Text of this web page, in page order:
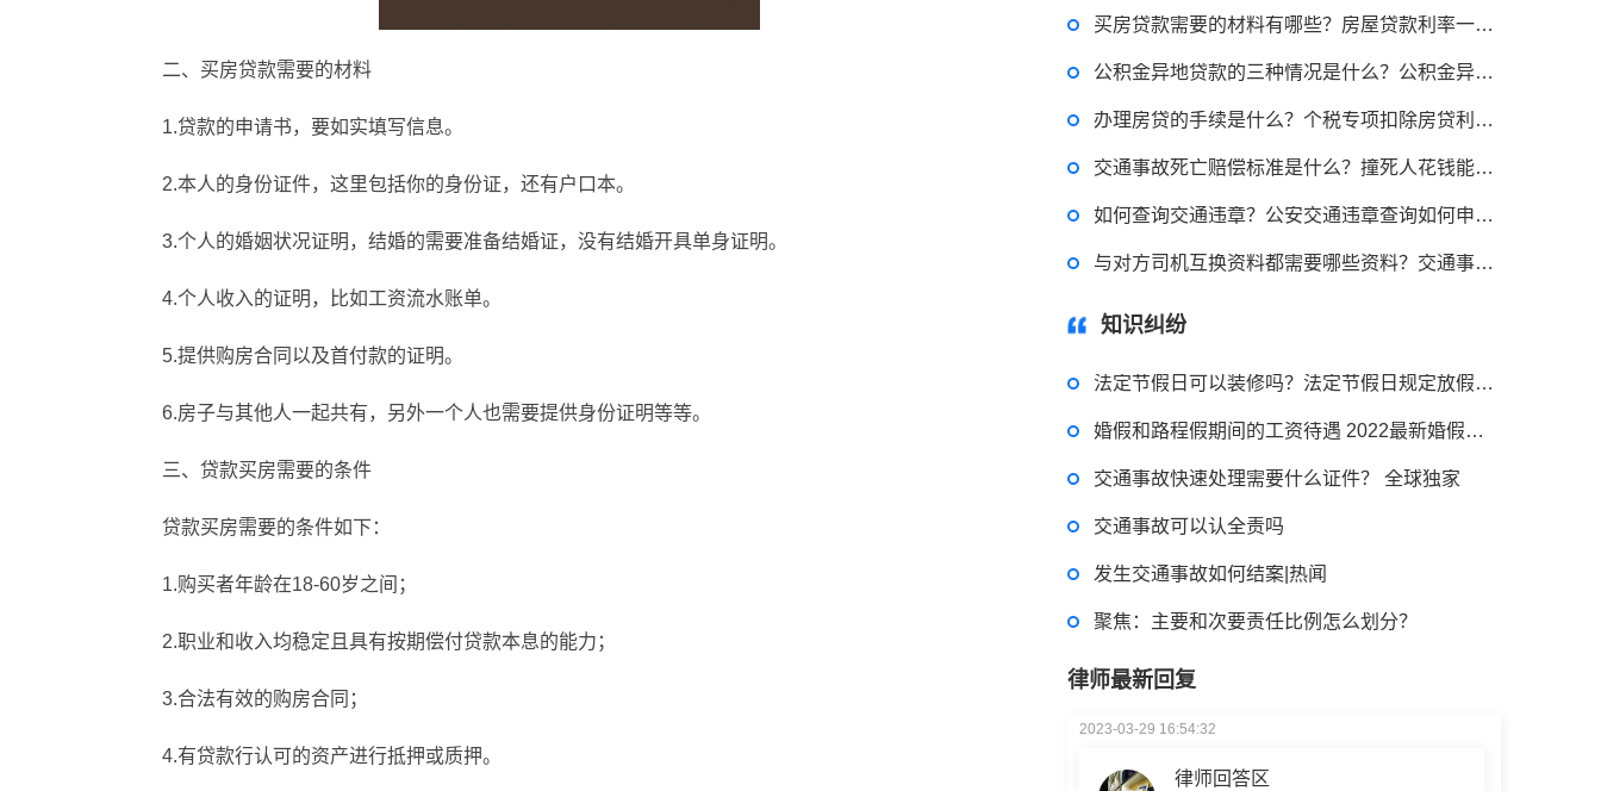
二、买房贷款需要的材料
1.贷款的申请书，要如实填写信息。
2.本人的身份证件，这里包括你的身份证，还有户口本。
3.个人的婚姻状况证明，结婚的需要准备结婚证，没有结婚开具单身证明。
4.个人收入的证明，比如工资流水账单。
5.提供购房合同以及首付款的证明。
6.房子与其他人一起共有，另外一个人也需要提供身份证明等等。
三、贷款买房需要的条件
贷款买房需要的条件如下：
1.购买者年龄在18-60岁之间；
2.职业和收入均稳定且具有按期偿付贷款本息的能力；
3.合法有效的购房合同；
4.有贷款行认可的资产进行抵押或质押。
买房贷款需要的材料有哪些？房屋贷款利率一般是多少？
公积金异地贷款的三种情况是什么？公积金异地贷款是什么意思？
办理房贷的手续是什么？个税专项扣除房贷利息 房贷利息怎么算？
交通事故死亡赔偿标准是什么？撞死人花钱能判几年？
如何查询交通违章？公安交通违章查询如何申诉？
与对方司机互换资料都需要哪些资料？交通事故快速处理需要哪几个步骤？
知识纠纷
法定节假日可以装修吗？法定节假日规定放假天数是多少天？
婚假和路程假期间的工资待遇 2022最新婚假国家规定内容是什么？
交通事故快速处理需要什么证件？ 全球独家
交通事故可以认全责吗
发生交通事故如何结案|热闻
聚焦：主要和次要责任比例怎么划分？
律师最新回复
2023-03-29 16:54:32
律师回答区
延长上班时间怎么算加班工资？加班费的计算基数是什么呢？
2023-03-29 16:54:32
律师回答区
2023-03-29 16:54:32
律师回答区